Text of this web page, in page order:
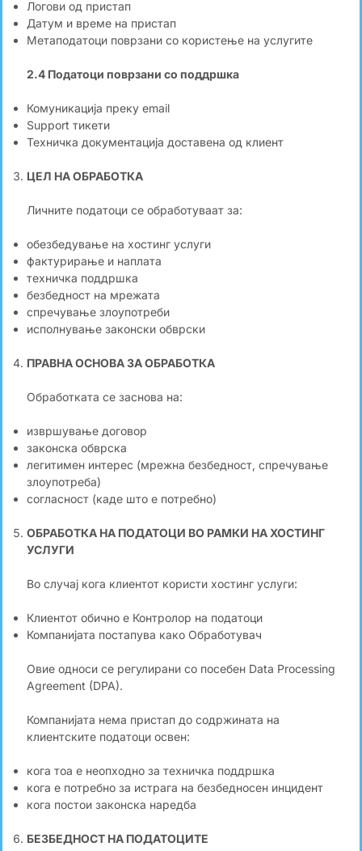
Логови од пристап
Датум и време на пристап
Метаподатоци поврзани со користење на услугите
2.4 Податоци поврзани со поддршка
Комуникација преку email
Support тикети
Техничка документација доставена од клиент
ЦЕЛ НА ОБРАБОТКА
Личните податоци се обработуваат за:
обезбедување на хостинг услуги
фактурирање и наплата
техничка поддршка
безбедност на мрежата
спречување злоупотреби
исполнување законски обврски
ПРАВНА ОСНОВА ЗА ОБРАБОТКА
Обработката се заснова на:
извршување договор
законска обврска
легитимен интерес (мрежна безбедност, спречување
злоупотреба)
согласност (каде што е потребно)
ОБРАБОТКА НА ПОДАТОЦИ ВО РАМКИ НА ХОСТИНГ
УСЛУГИ
Во случај кога клиентот користи хостинг услуги:
Клиентот обично е Контролор на податоци
Компанијата постапува како Обработувач
Овие односи се регулирани со посебен Data Processing
Agreement (DPA).
Компанијата нема пристап до содржината на
клиентските податоци освен:
кога тоа е неопходно за техничка поддршка
кога е потребно за истрага на безбедносен инцидент
кога постои законска наредба
БЕЗБЕДНОСТ НА ПОДАТОЦИТЕ